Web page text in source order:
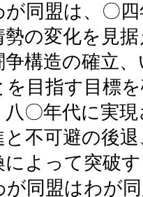
同盟は、〇四
勢の変化を見
争構造の確立
を目指す目標
八〇年代に実
と不可避の後
によって突破
が同盟はわが